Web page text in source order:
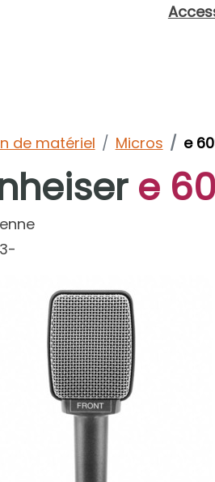
de matériel Micros e
e